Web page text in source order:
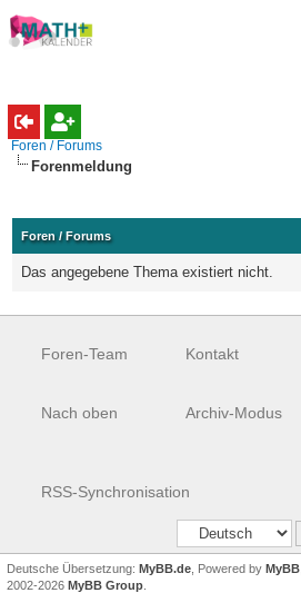
Foren / Forums
Forenmeldung
Foren / Forums
Das angegebene Thema existiert nicht.
Foren-Team Kontakt
Nach oben Archiv-Modus
RSS-Synchronisation
Deutsche Übersetzung: MyBB.de , Powered by MyBB
2002-2026 MyBB Group